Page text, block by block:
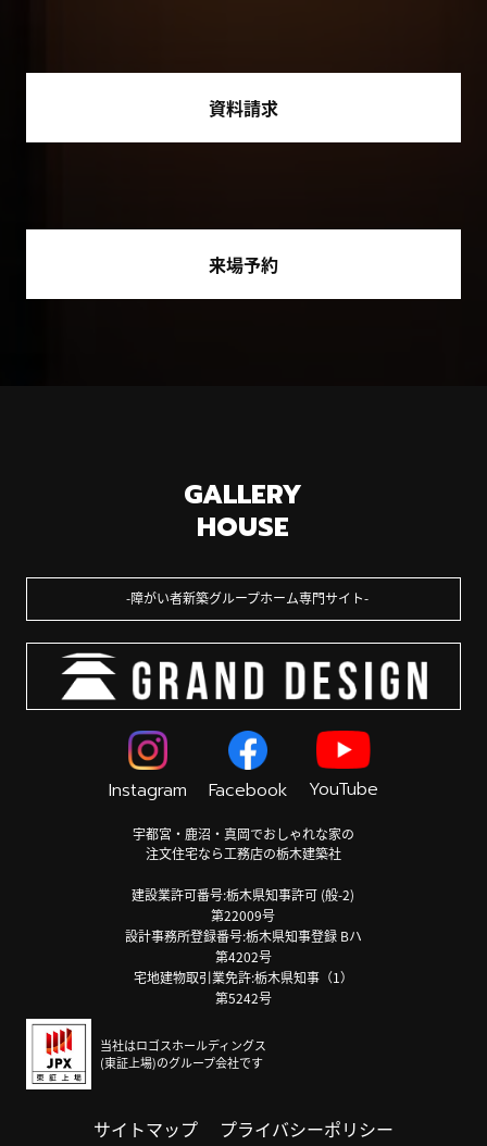
資料請求
来場予約
GALLERY
HOUSE
障がい者新築グループホーム専門サイト
Instagram Facebook YouTube
宇都宮・鹿沼・真岡でおしゃれな家の
注文住宅なら工務店の栃木建築社
建設業許可番号:栃木県知事許可 (般-2)
第22009号
設計事務所登録番号:栃木県知事登録 Bハ
第4202号
宅地建物取引業免許:栃木県知事（1）
第5242号
当社はロゴスホールディングス
(東証上場)のグループ会社です
サイトマップ プライバシーポリシー